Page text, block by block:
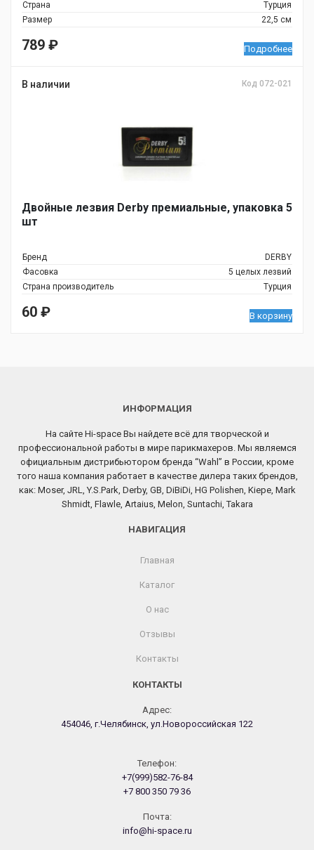
Страна
Турция
Размер
22,5 см
789 ₽ Подробнее
В наличии Код 072-021
Двойные лезвия Derby премиальные, упаковка 5
шт
Бренд
DERBY
Фасовка
5 целых лезвий
Страна производитель
Турция
60 ₽ В корзину
ИНФОРМАЦИЯ
На сайте Hi-space Вы найдете всё для творческой и
профессиональной работы в мире парикмахеров. Мы являемся
официальным дистрибьютором бренда “Wahl” в России, кроме
того наша компания работает в качестве дилера таких брендов,
как: Moser, JRL, Y.S.Park, Derby, GB, DiBiDi, HG Polishen, Kiepe, Mark
Shmidt, Flawle, Artaius, Melon, Suntachi, Takara
НАВИГАЦИЯ
Главная
Каталог
О нас
Отзывы
Контакты
КОНТАКТЫ
Адрес:
454046, г.Челябинск, ул.Новороссийская 122
Телефон:
+7(999)582-76-84
+7 800 350 79 36
Почта:
info@hi-space.ru